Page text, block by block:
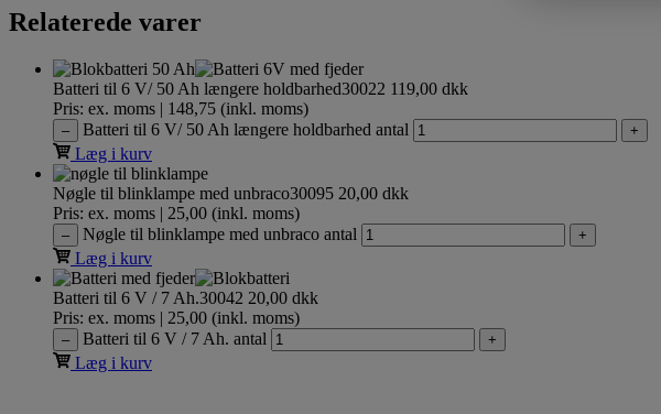
Relaterede varer
Batteri til 6 V/ 50 Ah længere holdbarhed30022 119,00 dkk
Pris: ex. moms | 148,75 (inkl. moms)
– Batteri til 6 V/ 50 Ah længere holdbarhed antal +
Læg i kurv
Nøgle til blinklampe med unbraco30095 20,00 dkk
Pris: ex. moms | 25,00 (inkl. moms)
– Nøgle til blinklampe med unbraco antal +
Læg i kurv
Batteri til 6 V / 7 Ah.30042 20,00 dkk
Pris: ex. moms | 25,00 (inkl. moms)
– Batteri til 6 V / 7 Ah. antal +
Læg i kurv